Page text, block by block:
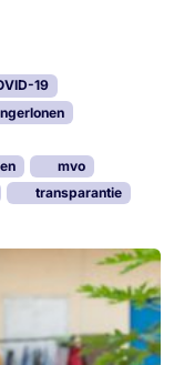
19
mvo
transparantie